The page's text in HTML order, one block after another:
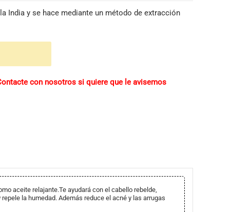
India y se hace mediante un método de extracción
con nosotros si quiere que le avisemos
aceite relajante.Te ayudará con el cabello rebelde,
la humedad. Además reduce el acné y las arrugas